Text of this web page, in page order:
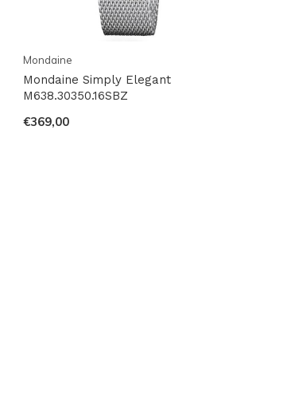
Mondaine
Mondaine Simply Elegant
M638.30350.16SBZ
€369,00